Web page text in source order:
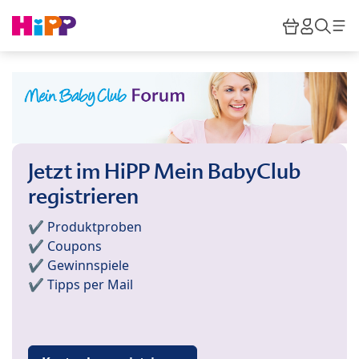
HiPP
Jetzt im HiPP Mein BabyClub
registrieren
✔️ Produktproben
✔️ Coupons
✔️ Gewinnspiele
✔️ Tipps per Mail